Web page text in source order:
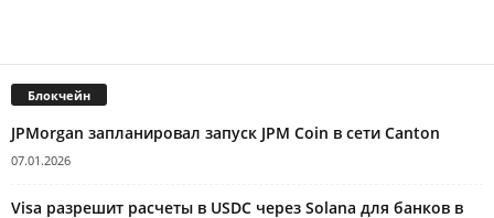
Блокчейн
JPMorgan запланировал запуск JPM Coin в сети Canton
07.01.2026
Visa разрешит расчеты в USDC через Solana для банков в